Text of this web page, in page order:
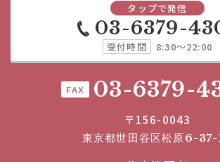
タップで発信
03-6379-
受付時間 8:30～22:00
FAX 03-6379-
〒156-0043
東京都世田谷区松原6-